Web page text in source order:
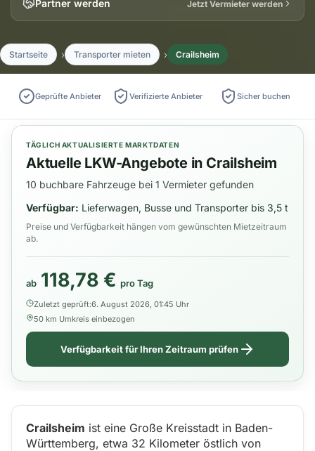
Partner werden Jetzt Vermieter werden
Startseite Transporter mieten Crailsheim
Geprüfte Anbieter Verifizierte Anbieter Sicher buchen
TÄGLICH AKTUALISIERTE MARKTDATEN
Aktuelle LKW-Angebote in Crailsheim
10 buchbare Fahrzeuge bei 1 Vermieter gefunden
Verfügbar: Lieferwagen, Busse und Transporter bis 3,5 t
Preise und Verfügbarkeit hängen vom gewünschten Mietzeitraum
ab.
ab 118,78 € pro Tag
Zuletzt geprüft:6. August 2026, 01:45 Uhr
50 km Umkreis einbezogen
Verfügbarkeit für Ihren Zeitraum prüfen
Crailsheim ist eine Große Kreisstadt in Baden-
Württemberg, etwa 32 Kilometer östlich von